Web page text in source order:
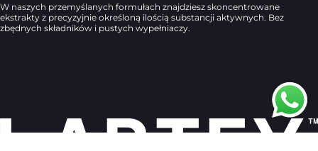
W naszych przemyślanych formułach znajdziesz skoncentrowane
ekstrakty z precyzyjnie określoną ilością substancji aktywnych. Bez
zbędnych składników i pustych wypełniaczy.